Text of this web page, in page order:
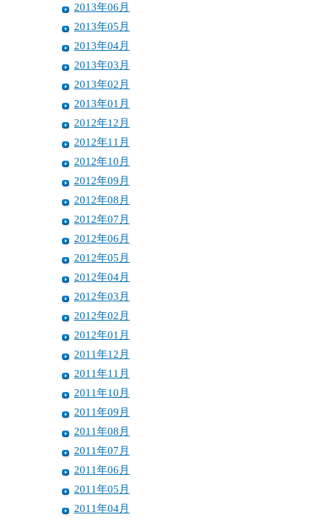
2013年06月
2013年05月
2013年04月
2013年03月
2013年02月
2013年01月
2012年12月
2012年11月
2012年10月
2012年09月
2012年08月
2012年07月
2012年06月
2012年05月
2012年04月
2012年03月
2012年02月
2012年01月
2011年12月
2011年11月
2011年10月
2011年09月
2011年08月
2011年07月
2011年06月
2011年05月
2011年04月